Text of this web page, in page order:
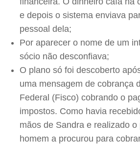
e depois o sistema enviava
pessoal dela;
Por aparecer o nome de um
sócio não desconfiava;
O plano só foi descoberto
uma mensagem de cobrança
Federal (Fisco) cobrando o
impostos. Como havia
mãos de Sandra e realizado
homem a procurou para